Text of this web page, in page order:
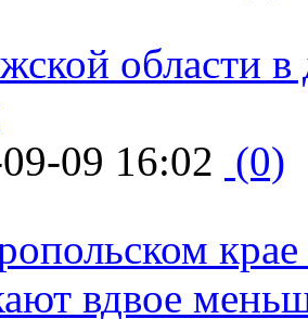
области в
09 16:02 (0)
вдвое